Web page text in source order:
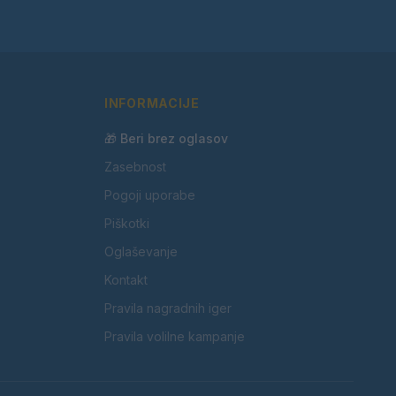
INFORMACIJE
🎁 Beri brez oglasov
Zasebnost
Pogoji uporabe
Piškotki
Oglaševanje
Kontakt
Pravila nagradnih iger
Pravila volilne kampanje